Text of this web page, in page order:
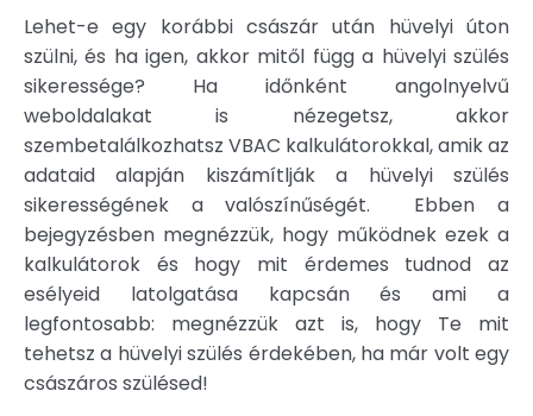
Lehet-e egy korábbi császár után hüvelyi úton
szülni, és ha igen, akkor mitől függ a hüvelyi szülés
sikeressége? Ha időnként angolnyelvű
weboldalakat is nézegetsz, akkor
szembetalálkozhatsz VBAC kalkulátorokkal, amik az
adataid alapján kiszámítlják a hüvelyi szülés
sikerességének a valószínűségét. Ebben a
bejegyzésben megnézzük, hogy működnek ezek a
kalkulátorok és hogy mit érdemes tudnod az
esélyeid latolgatása kapcsán és ami a
legfontosabb: megnézzük azt is, hogy Te mit
tehetsz a hüvelyi szülés érdekében, ha már volt egy
császáros szülésed!